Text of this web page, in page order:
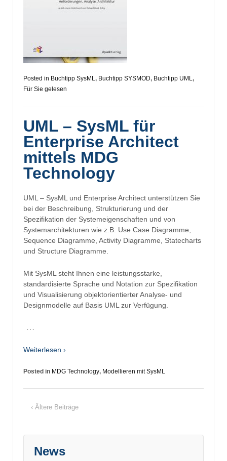
Posted in Buchtipp SysML , Buchtipp SYSMOD, Buchtipp UML ,
Für Sie gelesen
UML – SysML für
Enterprise Architect
mittels MDG
Technology
UML – SysML und Enterprise Architect unterstützen Sie
bei der Beschreibung, Strukturierung und der
Spezifikation der Systemeigenschaften und von
Systemarchitekturen wie z.B. Use Case Diagramme,
Sequence Diagramme, Activity Diagramme, Statecharts
und Structure Diagramme.
Mit SysML steht Ihnen eine leistungsstarke,
standardisierte Sprache und Notation zur Spezifikation
und Visualisierung objektorientierter Analyse- und
Designmodelle auf Basis UML zur Verfügung.
…
Weiterlesen ›
Posted in MDG Technology, Modellieren mit SysML
‹ Ältere Beiträge
News